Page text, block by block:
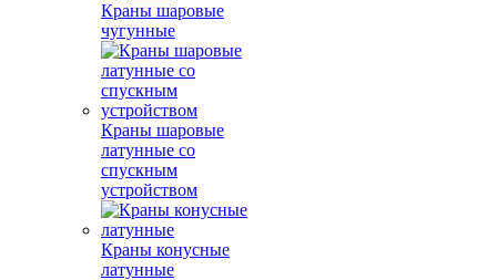
Краны шаровые
чугунные
Краны шаровые
латунные со
спускным
устройством
Краны конусные
латунные